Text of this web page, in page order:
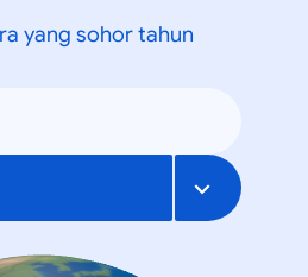
yang sohor tahun